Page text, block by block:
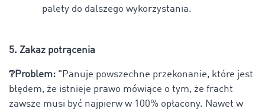
palety do dalszego wykorzystania.
5. Zakaz potrącenia
❔Problem: "Panuje powszechne przekonanie, które jest
błędem, że istnieje prawo mówiące o tym, że fracht
zawsze musi być najpierw w 100% opłacony. Nawet w